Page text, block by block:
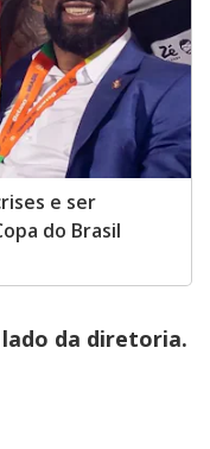
e ser
do Brasil
da diretoria.